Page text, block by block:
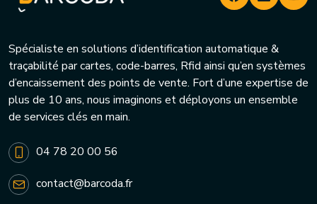
Spécialiste en solutions d’identification automatique &
traçabilité par cartes, code-barres, Rfid ainsi qu’en systèmes
d’encaissement des points de vente. Fort d’une expertise de
plus de 10 ans, nous imaginons et déployons un ensemble
de services clés en main.
04 78 20 00 56
contact@barcoda.fr